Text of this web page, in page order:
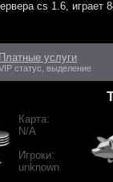
cs 1.6, играет
Платные услуги
статус, выделение
Карта:
N/A
Игроки:
unknown